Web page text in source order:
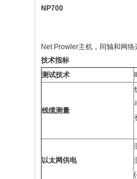
NP700
Net Prowler主机，同轴和网络
技术指标
测试技术
线缆测量
以太网供电